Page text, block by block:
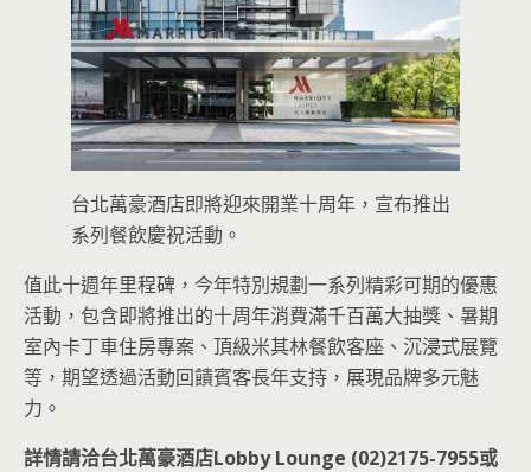
台北萬豪酒店即將迎來開業十周年，宣布推出
系列餐飲慶祝活動。
值此十週年里程碑，今年特別規劃一系列精彩可期的優惠
活動，包含即將推出的十周年消費滿千百萬大抽獎、暑期
室內卡丁車住房專案、頂級米其林餐飲客座、沉浸式展覽
等，期望透過活動回饋賓客長年支持，展現品牌多元魅
力。
詳情請洽台北萬豪酒店Lobby Lounge (02)2175-7955或